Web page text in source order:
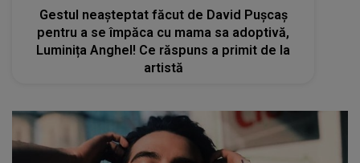
Gestul neașteptat făcut de David Pușcaș
pentru a se împăca cu mama sa adoptivă,
Luminița Anghel! Ce răspuns a primit de la
artistă